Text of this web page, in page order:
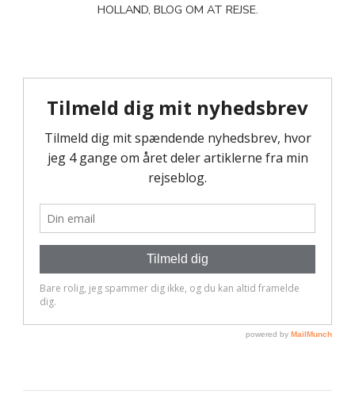
HOLLAND, BLOG OM AT REJSE.